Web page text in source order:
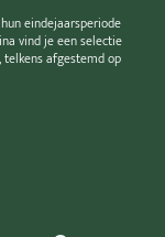
eindejaarsperiode
vind je een selectie
telkens afgestemd op